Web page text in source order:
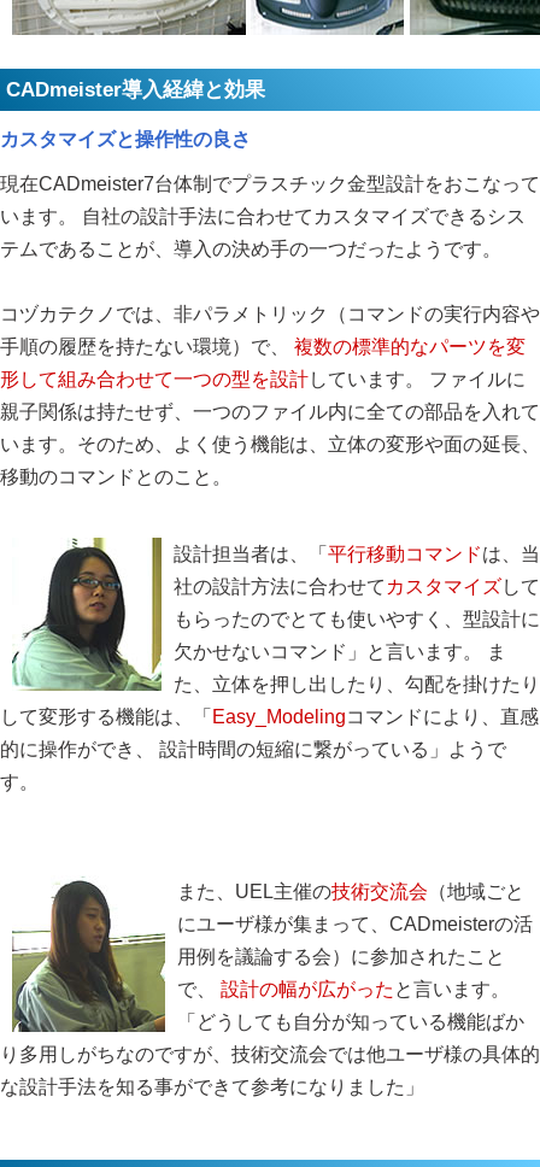
CADmeister導入経緯と効果
カスタマイズと操作性の良さ
現在CADmeister7台体制でプラスチック金型設計をおこなって
います。 自社の設計手法に合わせてカスタマイズできるシス
テムであることが、導入の決め手の一つだったようです。
コヅカテクノでは、非パラメトリック（コマンドの実行内容や
手順の履歴を持たない環境）で、 複数の標準的なパーツを変
形して組み合わせて一つの型を設計しています。 ファイルに
親子関係は持たせず、一つのファイル内に全ての部品を入れて
います。そのため、よく使う機能は、立体の変形や面の延長、
移動のコマンドとのこと。
設計担当者は、「 平行移動コマンドは、当
社の設計方法に合わせて カスタマイズして
もらったのでとても使いやすく、型設計に
欠かせないコマンド」と言います。 ま
た、立体を押し出したり、勾配を掛けたり
して変形する機能は、「 Easy_Modelingコマンドにより、直感
的に操作ができ、 設計時間の短縮に繋がっている」ようで
す。
また、UEL主催の技術交流会 （地域ごと
にユーザ様が集まって、CADmeisterの活
用例を議論する会）に参加されたこと
で、 設計の幅が広がった と言います。
「どうしても自分が知っている機能ばか
り多用しがちなのですが、技術交流会では他ユーザ様の具体的
な設計手法を知る事ができて参考になりました」